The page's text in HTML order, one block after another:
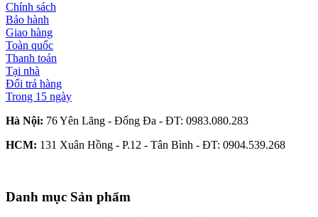
Chính sách
Bảo hành
Giao hàng
Toàn quốc
Thanh toán
Tại nhà
Đổi trả hàng
Trong 15 ngày
Hà Nội: 76 Yên Lãng - Đống Đa - ĐT: 0983.080.283
HCM: 131 Xuân Hồng - P.12 - Tân Bình - ĐT: 0904.539.268
Danh mục Sản phẩm